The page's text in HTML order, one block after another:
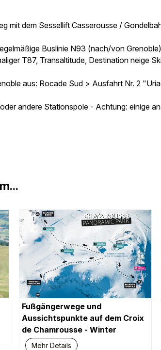
mit dem Sessellift Casserousse /
Buslinie N93 (nach/von
T87, Transaltitude, Destination neige
aus: Rocade Sud > Ausfahrt Nr. 2
andere Stationspole - Achtung: einige
Fußgängerwege und
Aussichtspunkte auf dem Croix
de Chamrousse - Winter
Mehr Details